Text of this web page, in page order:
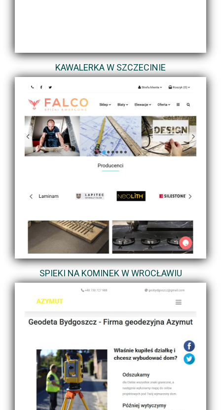
KAWALERKA W SZCZECINIE
SPIEKI NA KOMINEK W WROCŁAWIU